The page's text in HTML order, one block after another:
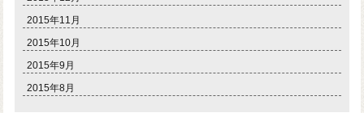
2015年11月
2015年10月
2015年9月
2015年8月